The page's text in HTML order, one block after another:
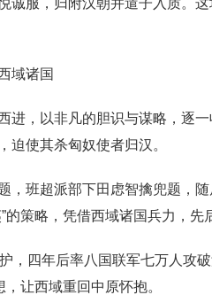
诚服，归附汉朝并遣子入质。
域诸国
进，以非凡的胆识与谋略，逐
迫使其杀匈奴使者归汉。
，班超派部下田虑智擒兜题，
的策略，凭借西域诸国兵力，先
，四年后率八国联军七万人攻
让西域重回中原怀抱。